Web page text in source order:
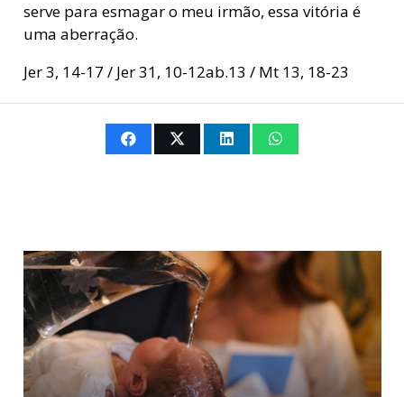
serve para esmagar o meu irmão, essa vitória é
uma aberração.
Jer 3, 14-17 / Jer 31, 10-12ab.13 / Mt 13, 18-23